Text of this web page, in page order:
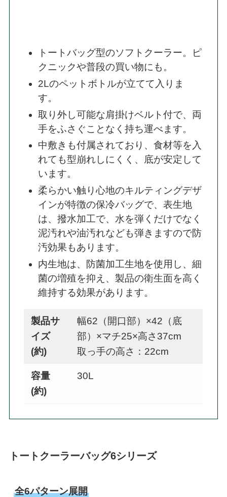
トートバッグ型のソフトクーラー。ピ
クニックや普段の買い物にも。
2Lのペットボトルが立てて入りま
す。
取り外し可能な肩掛けベルト付で、両
手をふさぐことなく持ち運べます。
中敷きも付属されており、食材等を入
れても型崩れしにくく、底が安定して
います。
柔らかい触り心地のキルティングデザ
インが特徴の保冷バッグで、表生地
は、撥水加工で、水を弾くだけでなく
泥汚れや油汚れなども弾きますので防
汚効果もあります。
内生地は、防菌加工生地を使用し、細
菌の増殖を抑え、製品の衛生面を高く
維持する効果があります。
製品サ
イズ
(約)
幅62（開口部）×42（底
部）×マチ25×高さ37cm
取っ手の高さ：22cm
容量
(約)
30L
トートクーラーバッグ6シリーズ
全6パターン展開